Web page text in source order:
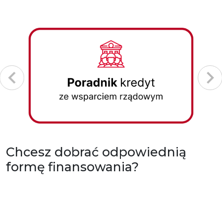
Chcesz dobrać odpowiednią
formę finansowania?